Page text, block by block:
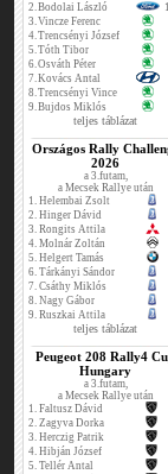
2.Bodolai László
3.Vincze Ferenc
4.Trencsényi József
5.Tóth Tibor
6.Osváth Péter
7.Kovács Antal
8.Trencsényi Vince
9.Bujdos Miklós
teljes táblázat
Országos Rally
2026
a 3.futam,
a Mecsek Rallye után
1. Helembai Zsolt
2. Hinger Dávid
3. Rongits Attila
4. Molnár Zoltán
5. Helgert Tamás
6. Tárkányi Sándor
7. Csáthy Miklós
8. Nagy Gábor
9. Ruszkai Attila
teljes táblázat
Peugeot 208 Rally4
Hungary
a 3.futam,
a Mecsek Rallye után
1. Faltusz Dávid
2. Zagyva Dorka
3. Herczig Patrik
4. Hibján József
5. Tellér Antal